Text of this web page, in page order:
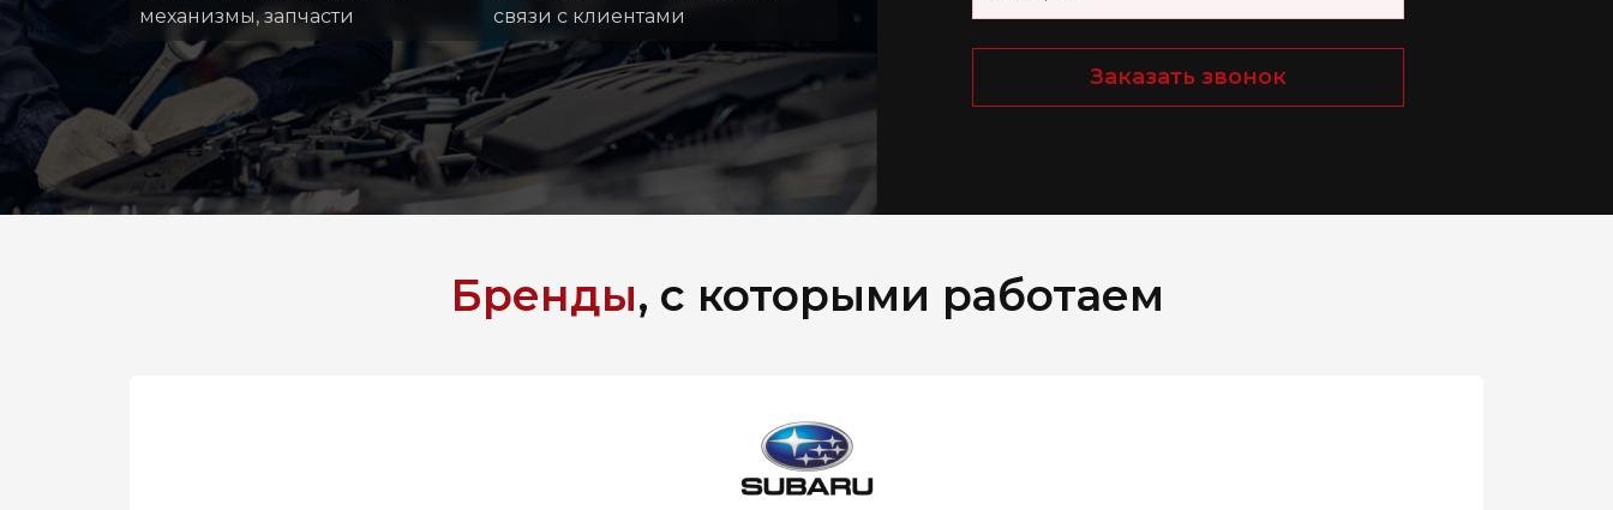
механизмы, запчасти
связи с клиентами
Заказать звонок
Бренды, с которыми работаем